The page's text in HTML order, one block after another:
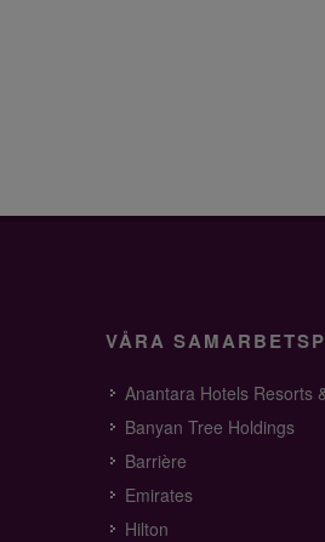
VÅRA
Anantara Hotels Resorts
Banyan Tree Holdings
Barrière
Emirates
Hilton